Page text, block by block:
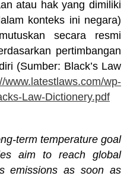
atau hak yang dimiliki
konteks ini negara)
secara resmi
pertimbangan
(Sumber: Black’s Law
www.latestlaws.com/wp-
Law-Dictionery.pdf
term temperature goal
aim to reach global
emissions as soon as